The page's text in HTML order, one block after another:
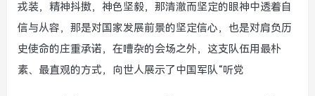
戎装，精神抖擞，神色坚毅，那清澈而坚定的眼神中透着自
信与从容，那是对国家发展前景的坚定信心，也是对肩负历
史使命的庄重承诺，在嘈杂的会场之外，这支队伍用最朴
素、最直观的方式，向世人展示了中国军队“听党